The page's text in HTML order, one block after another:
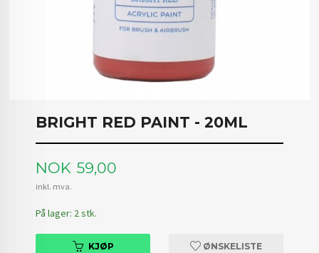
BRIGHT RED PAINT - 20ML
Pris
NOK 59,00
inkl. mva.
På lager: 2 stk.
KJØP ØNSKELISTE